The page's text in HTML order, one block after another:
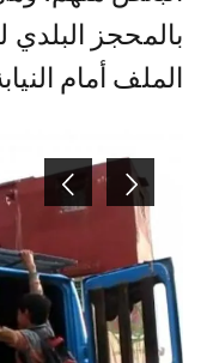
بالمحجز البلدي
الملف أمام